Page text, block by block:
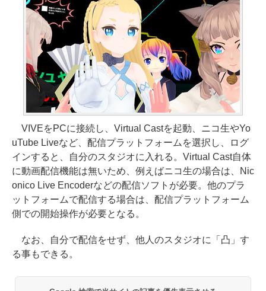
VIVEをPCに接続し、Virtual Castを起動、ニコ生やYo
uTube Liveなど、配信プラットフォームを選択し、ログ
インすると、自分のスタジオに入れる。Virtual Cast自体
に動画配信機能は無いため、例えばニコ生の場合は、Nic
onico Live Encoderなどの配信ソフトが必要。他のプラ
ットフォームで配信する場合は、配信プラットフォーム
側での開始操作が必要となる。
なお、自分で配信をせず、他人のスタジオに「凸」す
る事もできる。